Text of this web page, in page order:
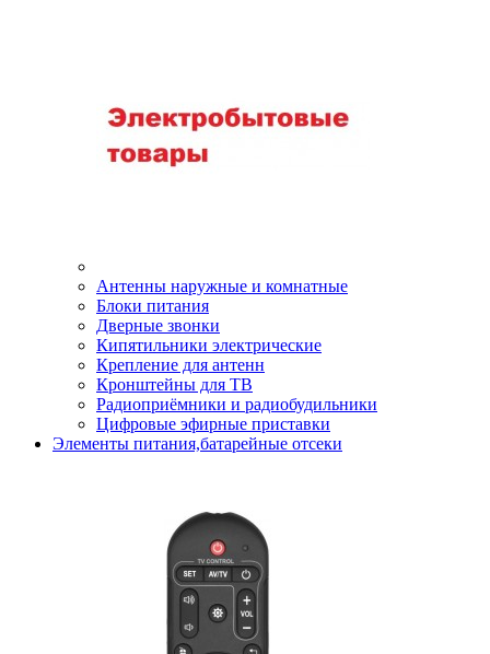
Антенны наружные и комнатные
Блоки питания
Дверные звонки
Кипятильники электрические
Крепление для антенн
Кронштейны для ТВ
Радиоприёмники и радиобудильники
Цифровые эфирные приставки
Элементы питания,батарейные отсеки